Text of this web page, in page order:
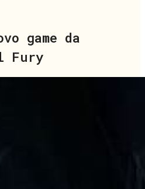
game da
Fury